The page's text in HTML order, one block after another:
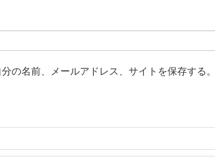
の名前、メールアドレス、サイトを保存する。